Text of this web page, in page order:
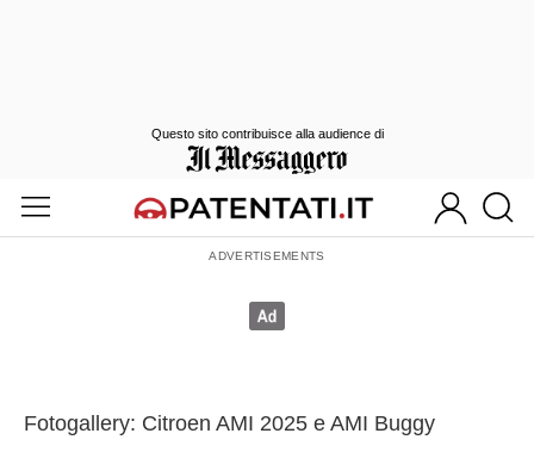
Fotogallery: Citroen AMI 2025 e AMI Buggy
Questo sito contribuisce alla audience di